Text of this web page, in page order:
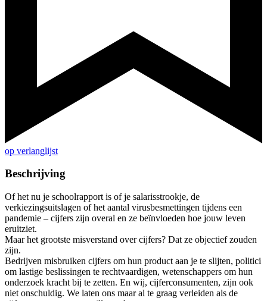
op verlanglijst
Beschrijving
Of het nu je schoolrapport is of je salarisstrookje, de
verkiezingsuitslagen of het aantal virusbesmettingen tijdens een
pandemie – cijfers zijn overal en ze beïnvloeden hoe jouw leven
eruitziet.
Maar het grootste misverstand over cijfers? Dat ze objectief zouden
zijn.
Bedrijven misbruiken cijfers om hun product aan je te slijten, politici
om lastige beslissingen te rechtvaardigen, wetenschappers om hun
onderzoek kracht bij te zetten. En wij, cijferconsumenten, zijn ook
niet onschuldig. We laten ons maar al te graag verleiden als de